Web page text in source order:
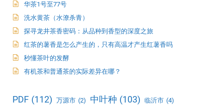
华茶1号至77号
洗水黄茶（水潦杀青）
探寻龙井茶香密码：从品种到香型的深度之旅
红茶的薯香是怎么产生的，只有高温才产生红薯香吗
秒懂茶叶的发酵
有机茶和普通茶的实际差异在哪？
PDF (112) 万源市 (2) 中叶种 (103) 临沂市 (4)